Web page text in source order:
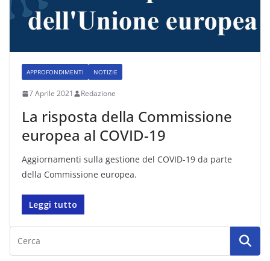
APPROFONDIMENTI NOTIZIE
7 Aprile 2021 Redazione
La risposta della Commissione
europea al COVID-19
Aggiornamenti sulla gestione del COVID-19 da parte
della Commissione europea.
Leggi tutto